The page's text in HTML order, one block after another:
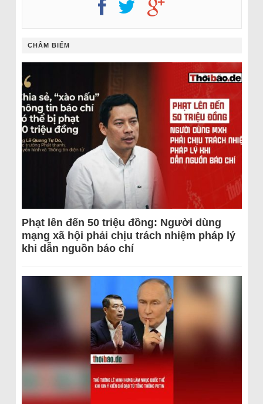
CHÂM BIẾM
Phạt lên đến 50 triệu đồng: Người dùng
mạng xã hội phải chịu trách nhiệm pháp lý
khi dẫn nguồn báo chí